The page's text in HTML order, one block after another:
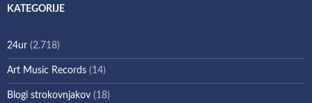
KATEGORIJE
24ur (2.718)
Art Music Records (14)
Blogi strokovnjakov (18)